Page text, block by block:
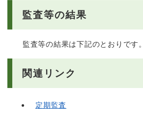
監査等の結果
監査等の結果は下記のとおりです。
関連リンク
定期監査